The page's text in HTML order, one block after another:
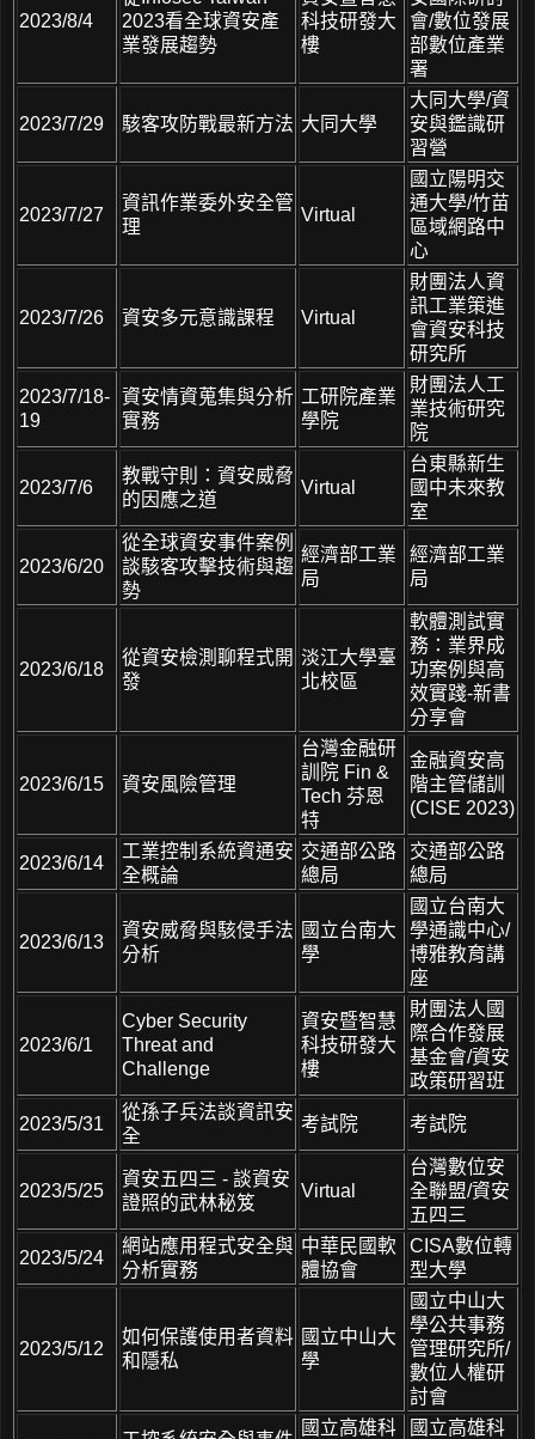
2023/8/4
2023看全球資安產
業發展趨勢
科技研發大
樓
會/數位發展
部數位產業
署
2023/7/29 駭客攻防戰最新方法 大同大學
大同大學/資
安與鑑識研
習營
2023/7/27
資訊作業委外安全管
理
Virtual
國立陽明交
通大學/竹苗
區域網路中
心
2023/7/26 資安多元意識課程 Virtual
財團法人資
訊工業策進
會資安科技
研究所
2023/7/18-
19
資安情資蒐集與分析
實務
工研院產業
學院
財團法人工
業技術研究
院
2023/7/6
教戰守則：資安威脅
的因應之道
Virtual
台東縣新生
國中未來教
室
2023/6/20
從全球資安事件案例
談駭客攻擊技術與趨
勢
經濟部工業
局
經濟部工業
局
2023/6/18
從資安檢測聊程式開
發
淡江大學臺
北校區
軟體測試實
務：業界成
功案例與高
效實踐-新書
分享會
2023/6/15 資安風險管理
台灣金融研
訓院 Fin &
Tech 芬恩
特
金融資安高
階主管儲訓
(CISE 2023)
2023/6/14
工業控制系統資通安
全概論
交通部公路
總局
交通部公路
總局
2023/6/13
資安威脅與駭侵手法
分析
國立台南大
學
國立台南大
學通識中心/
博雅教育講
座
2023/6/1
Cyber Security
Threat and
Challenge
資安暨智慧
科技研發大
樓
財團法人國
際合作發展
基金會/資安
政策研習班
2023/5/31
從孫子兵法談資訊安
全
考試院 考試院
2023/5/25
資安五四三 - 談資安
證照的武林秘笈
Virtual
台灣數位安
全聯盟/資安
五四三
2023/5/24
網站應用程式安全與
分析實務
中華民國軟
體協會
CISA數位轉
型大學
2023/5/12
如何保護使用者資料
和隱私
國立中山大
學
國立中山大
學公共事務
管理研究所/
數位人權研
討會
國立高雄科
國立高雄科